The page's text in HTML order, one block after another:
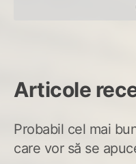
Articole
Probabil cel mai
care vor să se